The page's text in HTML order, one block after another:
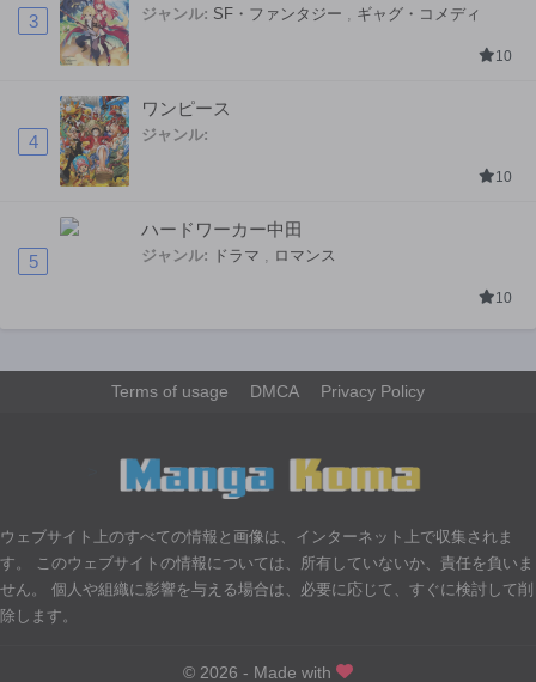
3
ってしまいそうな件
ジャンル: SF・ファンタジー , ギャグ・コメディ
10
4
ワンピース
ジャンル:
10
5
ハードワーカー中田
ジャンル: ドラマ , ロマンス
10
Terms of usage DMCA Privacy Policy
ウェブサイト上のすべての情報と画像は、インターネット上で収集されま
す。 このウェブサイトの情報については、所有していないか、責任を負いま
せん。 個人や組織に影響を与える場合は、必要に応じて、すぐに検討して削
除します。
© 2026 - Made with